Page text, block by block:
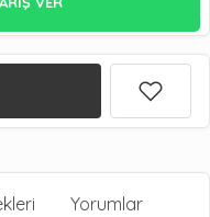
Yorumlar